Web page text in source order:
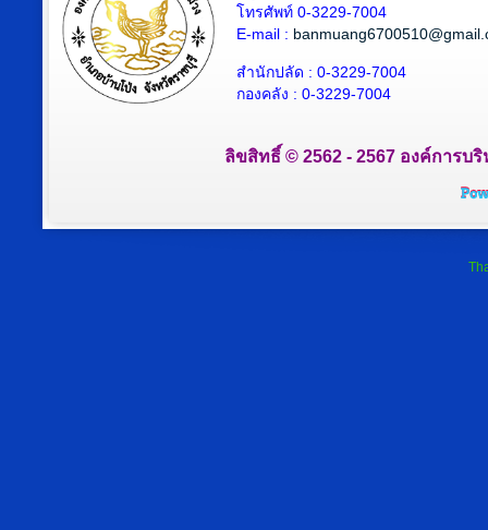
โทรศัพท์ 0-3229-7004
E-mail :
สำนักปลัด : 0-3229-7004
กองคลัง : 0-3229-7004
ลิขสิทธิ์ © 2562 - 2567 องค์การบ